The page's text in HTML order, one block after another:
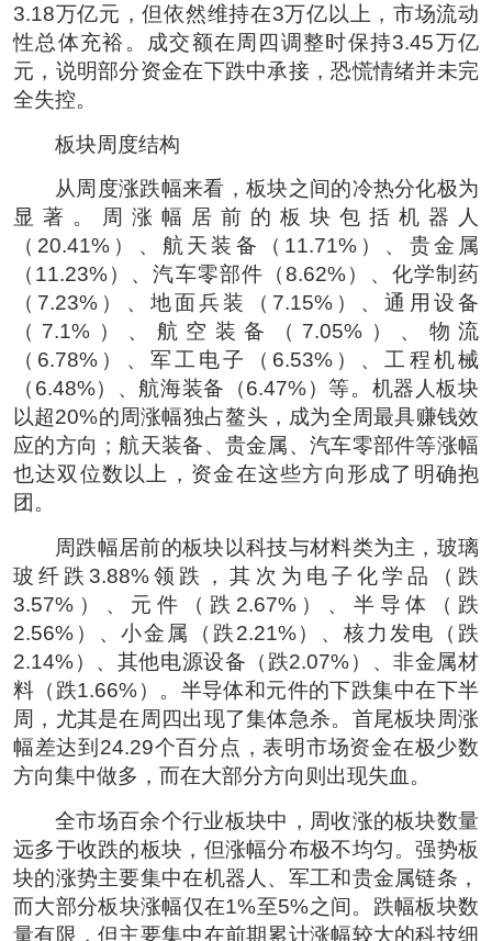
3.18万亿元，但依然维持在3万亿以上，市场流动
性总体充裕。成交额在周四调整时保持3.45万亿
元，说明部分资金在下跌中承接，恐慌情绪并未完
全失控。
板块周度结构
从周度涨跌幅来看，板块之间的冷热分化极为
显著。周涨幅居前的板块包括机器人
（20.41%）、航天装备（11.71%）、贵金属
（11.23%）、汽车零部件（8.62%）、化学制药
（7.23%）、地面兵装（7.15%）、通用设备
（7.1%）、航空装备（7.05%）、物流
（6.78%）、军工电子（6.53%）、工程机械
（6.48%）、航海装备（6.47%）等。机器人板块
以超20%的周涨幅独占鳌头，成为全周最具赚钱效
应的方向；航天装备、贵金属、汽车零部件等涨幅
也达双位数以上，资金在这些方向形成了明确抱
团。
周跌幅居前的板块以科技与材料类为主，玻璃
玻纤跌3.88%领跌，其次为电子化学品（跌
3.57%）、元件（跌2.67%）、半导体（跌
2.56%）、小金属（跌2.21%）、核力发电（跌
2.14%）、其他电源设备（跌2.07%）、非金属材
料（跌1.66%）。半导体和元件的下跌集中在下半
周，尤其是在周四出现了集体急杀。首尾板块周涨
幅差达到24.29个百分点，表明市场资金在极少数
方向集中做多，而在大部分方向则出现失血。
全市场百余个行业板块中，周收涨的板块数量
远多于收跌的板块，但涨幅分布极不均匀。强势板
块的涨势主要集中在机器人、军工和贵金属链条，
而大部分板块涨幅仅在1%至5%之间。跌幅板块数
量有限，但主要集中在前期累计涨幅较大的科技细